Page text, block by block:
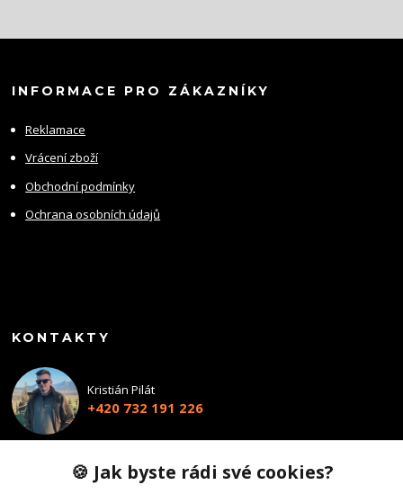
INFORMACE PRO ZÁKAZNÍKY
Reklamace
Vrácení zboží
Obchodní podmínky
Ochrana osobních údajů
KONTAKTY
Kristián Pilát
+420 732 191 226
info@profiairsoft.cz
🍪 Jak byste rádi své cookies?